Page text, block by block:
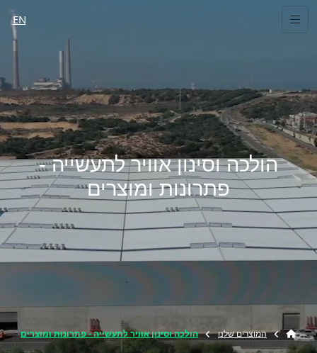
EN
הולכה וסינון אוויר לתעשייה -
פתרונות ומוצרים
המוצרים שלנו הולכה וסינון אוויר לתעשייה - פתרונות ומוצרים